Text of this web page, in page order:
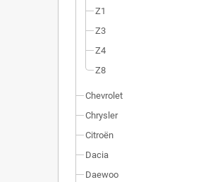
Z1
Z3
Z4
Z8
Chevrolet
Chrysler
Citroën
Dacia
Daewoo